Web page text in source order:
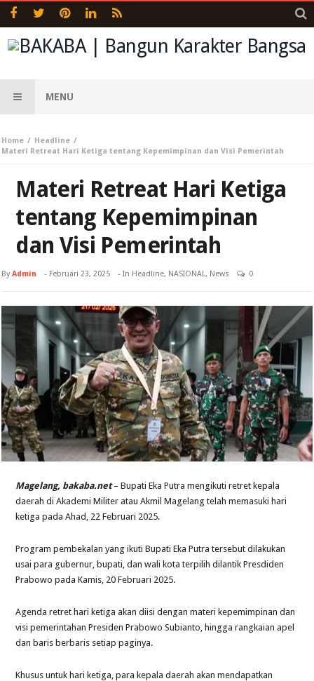
MENU
Home
Headline
Materi Retreat Hari Ketiga tentang Kepemimpinan dan Visi Pemerintah
Materi Retreat Hari Ketiga
tentang Kepemimpinan
dan Visi Pemerintah
ByAdmin - Februari 23, 2025 - In Headline, NASIONAL, News 0
Magelang, bakaba.net– Bupati Eka Putra mengikuti retret kepala
daerah di Akademi Militer atau Akmil Magelang telah memasuki hari
ketiga pada Ahad, 22 Februari 2025.
Program pembekalan yang ikuti Bupati Eka Putra tersebut dilakukan
usai para gubernur, bupati, dan wali kota terpilih dilantik Presdiden
Prabowo pada Kamis, 20 Februari 2025.
Agenda retret hari ketiga akan diisi dengan materi kepemimpinan dan
visi pemerintahan Presiden Prabowo Subianto, hingga rangkaian apel
dan baris berbaris setiap paginya.
Khusus untuk hari ketiga, para kepala daerah akan mendapatkan